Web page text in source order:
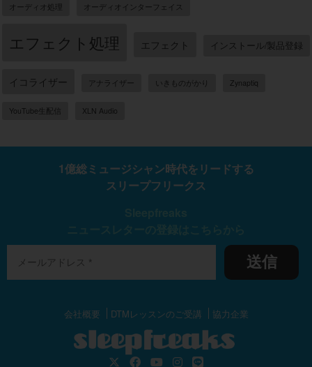
オーディオ処理 オーディオインターフェイス
エフェクト処理 エフェクト インストール/製品登録
イコライザー アナライザー いきものがかり Zynaptiq
YouTube生配信 XLN Audio
1億総ミュージシャン時代をリードする
スリープフリークス
送信
会社概要 DTMレッスンのご受講 協力企業